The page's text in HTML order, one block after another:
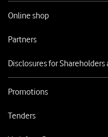
Online shop
Partners
Disclosures for
Promotions
Tenders